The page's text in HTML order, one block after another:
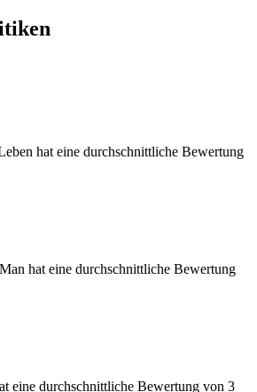
hat eine durchschnittliche Bewertung
hat eine durchschnittliche Bewertung
eine durchschnittliche Bewertung von 3